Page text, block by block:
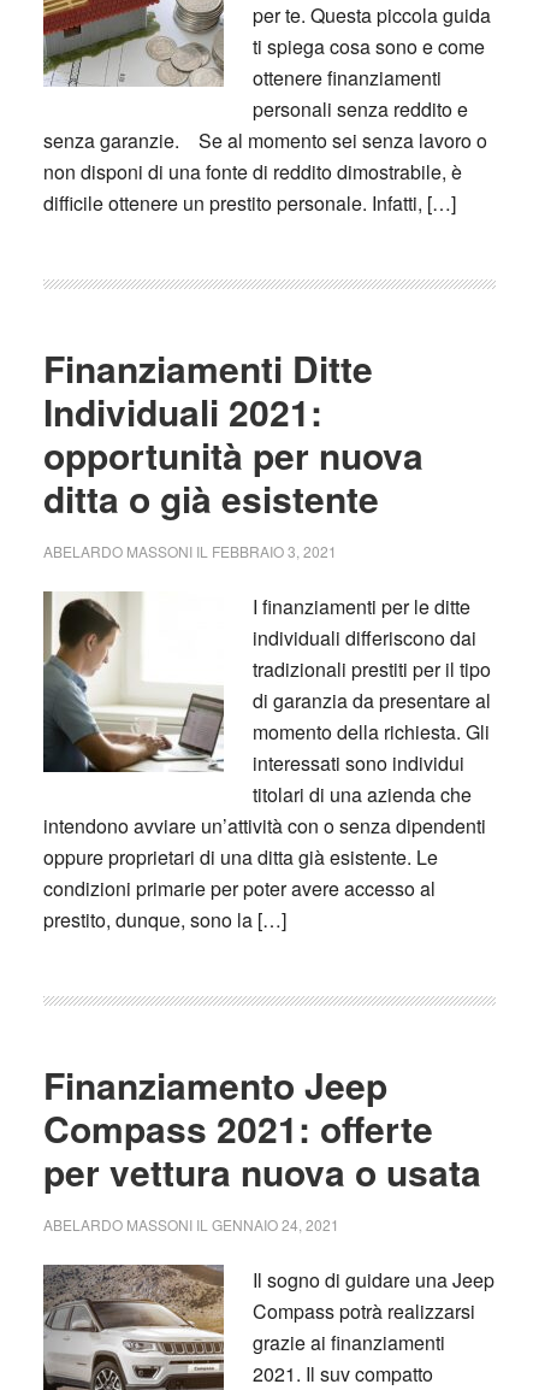
per te. Questa piccola guida
ti spiega cosa sono e come
ottenere finanziamenti
personali senza reddito e
senza garanzie. Se al momento sei senza lavoro o
non disponi di una fonte di reddito dimostrabile, è
difficile ottenere un prestito personale. Infatti, […]
Finanziamenti Ditte
Individuali 2021:
opportunità per nuova
ditta o già esistente
ABELARDO MASSONIIL FEBBRAIO 3, 2021
I finanziamenti per le ditte
individuali differiscono dai
tradizionali prestiti per il tipo
di garanzia da presentare al
momento della richiesta. Gli
interessati sono individui
titolari di una azienda che
intendono avviare un’attività con o senza dipendenti
oppure proprietari di una ditta già esistente. Le
condizioni primarie per poter avere accesso al
prestito, dunque, sono la […]
Finanziamento Jeep
Compass 2021: offerte
per vettura nuova o usata
ABELARDO MASSONIIL GENNAIO 24, 2021
Il sogno di guidare una Jeep
Compass potrà realizzarsi
grazie ai finanziamenti
2021. Il suv compatto